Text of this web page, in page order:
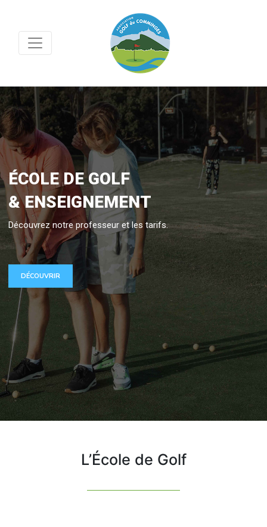
ÉCOLE DE GOLF
& ENSEIGNEMENT
Découvrez notre professeur et les tarifs.
DÉCOUVRIR
L’École de Golf